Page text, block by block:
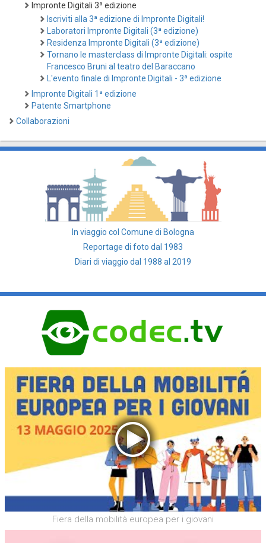
Impronte Digitali 3ª edizione
Iscriviti alla 3ª edizione di Impronte Digitali!
Laboratori Impronte Digitali (3ª edizione)
Residenza Impronte Digitali (3ª edizione)
Tornano le masterclass di Impronte Digitali: ospite
Francesco Bruni al teatro del Baraccano
L'evento finale di Impronte Digitali - 3ª edizione
Impronte Digitali 1ª edizione
Patente Smartphone
Collaborazioni
In viaggio col Comune di Bologna
Reportage di foto dal 1983
Diari di viaggio dal 1988 al 2019
Fiera della mobilità europea per i giovani